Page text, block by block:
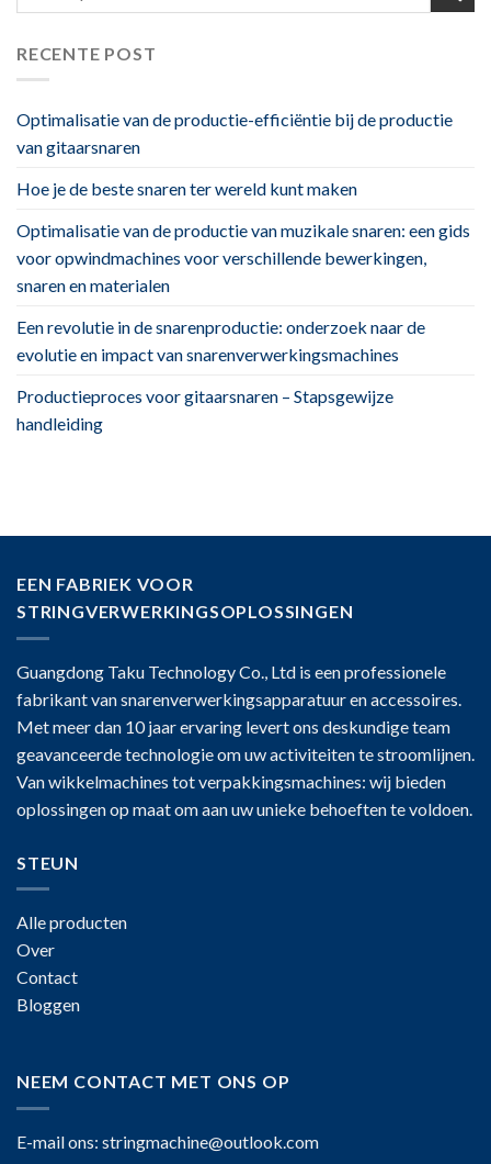
RECENTE POST
Optimalisatie van de productie-efficiëntie bij de productie
van gitaarsnaren
Hoe je de beste snaren ter wereld kunt maken
Optimalisatie van de productie van muzikale snaren: een gids
voor opwindmachines voor verschillende bewerkingen,
snaren en materialen
Een revolutie in de snarenproductie: onderzoek naar de
evolutie en impact van snarenverwerkingsmachines
Productieproces voor gitaarsnaren – Stapsgewijze
handleiding
EEN FABRIEK VOOR
STRINGVERWERKINGSOPLOSSINGEN
Guangdong Taku Technology Co., Ltd is een professionele
fabrikant van snarenverwerkingsapparatuur en accessoires.
Met meer dan 10 jaar ervaring levert ons deskundige team
geavanceerde technologie om uw activiteiten te stroomlijnen.
Van wikkelmachines tot verpakkingsmachines: wij bieden
oplossingen op maat om aan uw unieke behoeften te voldoen.
STEUN
Alle producten
Over
Contact
Bloggen
NEEM CONTACT MET ONS OP
E-mail ons: stringmachine@outlook.com